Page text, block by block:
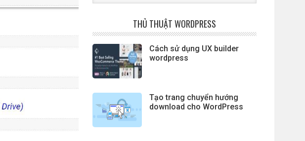
website
THỦ THUẬT WORDPRESS
Cách sử dụng UX builder
wordpress
Tạo trang chuyển hướng
download cho WordPress